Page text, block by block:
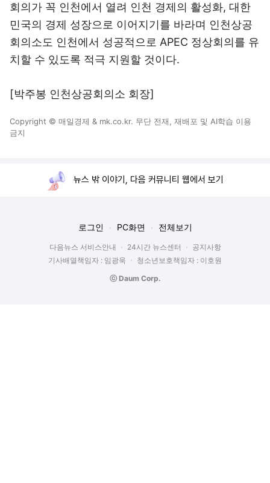
회의가 꼭 인천에서 열려 인천 경제의 활성화, 대한
민국의 경제 성장으로 이어지기를 바라며 인천상공
회의소도 인천에서 성공적으로 APEC 정상회의를 유
치할 수 있도록 적극 지원할 것이다.
[박주봉 인천상공회의소 회장]
Copyright © 매일경제 & mk.co.kr. 무단 전재, 재배포 및 AI학습 이용
금지
뉴스 밖 이야기, 다음 커뮤니티 웹에서 보기
로그인 PC화면 전체보기
다음뉴스 서비스안내 24시간 뉴스센터
공지사항
기사배열책임자 : 임광욱
청소년보호책임자 : 이호원
ⓒ Daum Corp.